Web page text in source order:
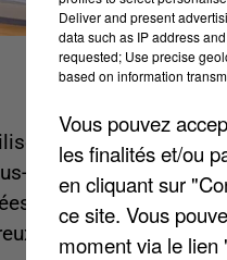
aux côtés de
Bois pour aider
et leur seront
Les boîtes
Deliver and present
data such as IP address
requested; Use precise
based on information
Vous pouvez
les finalités et/ou
en cliquant sur
ce site. Vous
moment via le lien